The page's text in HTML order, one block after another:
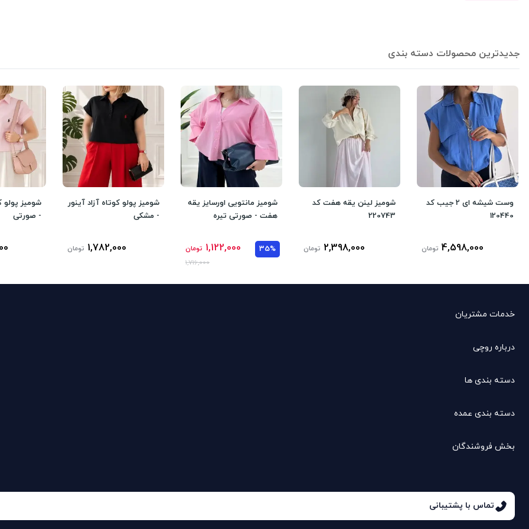
جدیدترین محصولات دسته بندی
وست شیشه ای 2 جیب کد
120440
4,598,000 تومان
شومیز لینن یقه هفت کد
220743
2,398,000 تومان
شومیز مانتویی اورسایز یقه
هفت - صورتی تیره
35%
1,122,000 تومان
1,716,000
شومیز پولو کوتاه آزاد آینور
- مشکی
1,782,000 تومان
شومیز پولو
- صورتی
خدمات مشتریان
درباره روچی
دسته بندی ها
دسته بندی عمده
بخش فروشندگان
تماس با پشتیبانی